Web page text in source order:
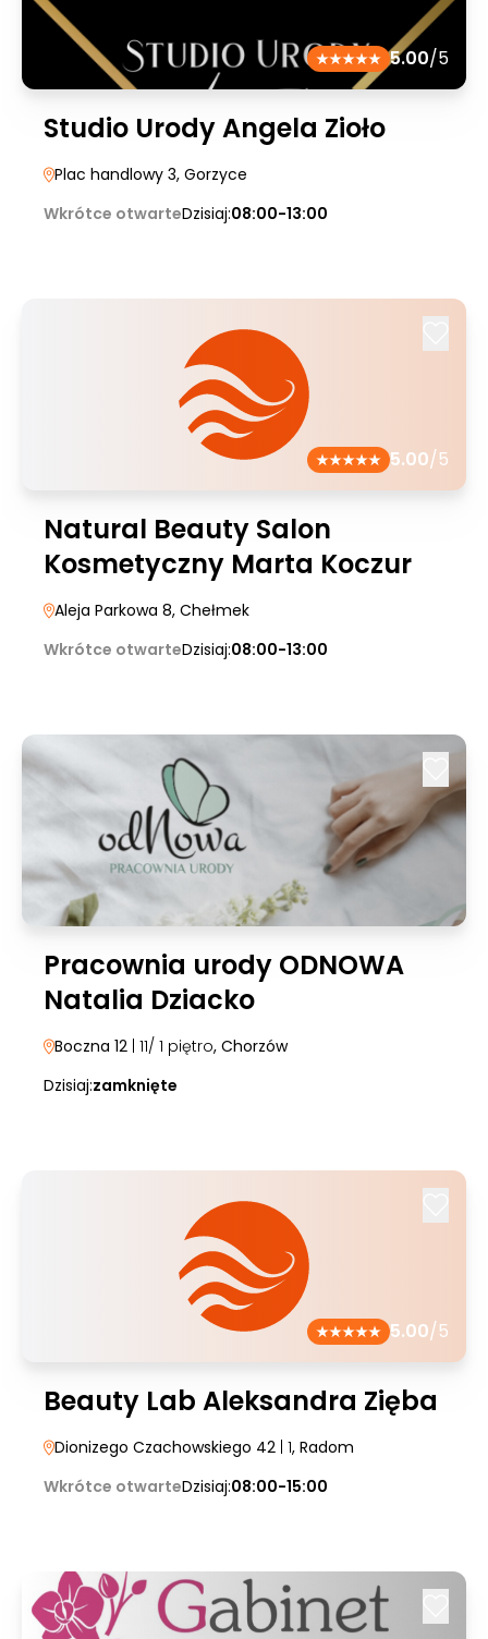
5.00/5
Studio Urody Angela Zioło
Plac handlowy 3, Gorzyce
Wkrótce otwarteDzisiaj:08:00-13:00
5.00/5
Natural Beauty Salon
Kosmetyczny Marta Koczur
Aleja Parkowa 8, Chełmek
Wkrótce otwarteDzisiaj:08:00-13:00
Pracownia urody ODNOWA
Natalia Dziacko
Boczna 12 | 11/ 1 piętro, Chorzów
Dzisiaj:zamknięte
5.00/5
Beauty Lab Aleksandra Zięba
Dionizego Czachowskiego 42 | 1, Radom
Wkrótce otwarteDzisiaj:08:00-15:00